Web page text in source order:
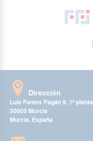
Dirección
Luis Fontes Pagán 9, 1ª planta
30003 Murcia
Murcia, España